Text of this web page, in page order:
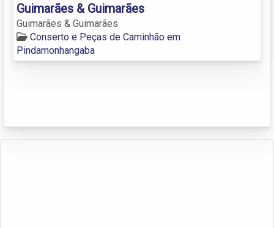
Guimarães & Guimarães
Guimarães & Guimarães
Conserto e Peças de Caminhão em
Pindamonhangaba